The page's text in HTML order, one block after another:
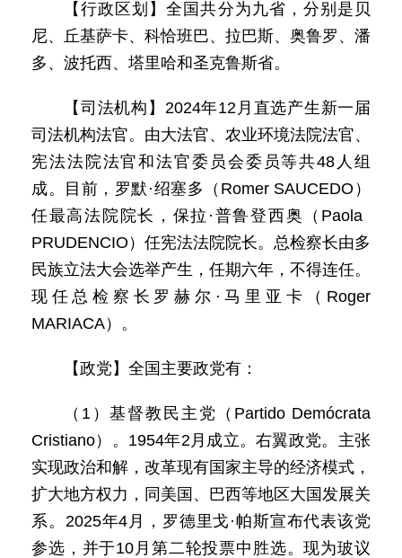
【行政区划】全国共分为九省，分别是贝
尼、丘基萨卡、科恰班巴、拉巴斯、奥鲁罗、潘
多、波托西、塔里哈和圣克鲁斯省。
【司法机构】2024年12月直选产生新一届
司法机构法官。由大法官、农业环境法院法官、
宪法法院法官和法官委员会委员等共48人组
成。目前，罗默·绍塞多（Romer SAUCEDO）
任最高法院院长，保拉·普鲁登西奥（Paola
PRUDENCIO）任宪法法院院长。总检察长由多
民族立法大会选举产生，任期六年，不得连任。
现任总检察长罗赫尔·马里亚卡（Roger
MARIACA）。
【政党】全国主要政党有：
（1）基督教民主党（Partido Demócrata
Cristiano）。1954年2月成立。右翼政党。主张
实现政治和解，改革现有国家主导的经济模式，
扩大地方权力，同美国、巴西等地区大国发展关
系。2025年4月，罗德里戈·帕斯宣布代表该党
参选，并于10月第二轮投票中胜选。现为玻议